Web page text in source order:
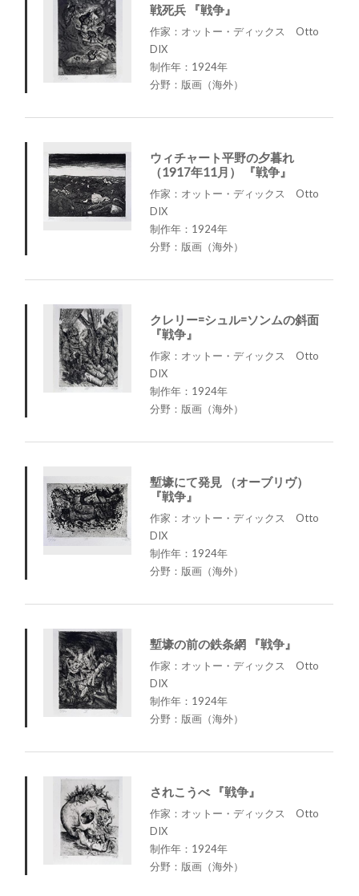
戦死兵 『戦争』
作家：オットー・ディックス Otto
DIX
制作年：1924年
分野：版画（海外）
ウィチャート平野の夕暮れ
（1917年11月） 『戦争』
作家：オットー・ディックス Otto
DIX
制作年：1924年
分野：版画（海外）
クレリー=シュル=ソンムの斜面
『戦争』
作家：オットー・ディックス Otto
DIX
制作年：1924年
分野：版画（海外）
塹壕にて発見 （オーブリヴ）
『戦争』
作家：オットー・ディックス Otto
DIX
制作年：1924年
分野：版画（海外）
塹壕の前の鉄条網 『戦争』
作家：オットー・ディックス Otto
DIX
制作年：1924年
分野：版画（海外）
されこうべ 『戦争』
作家：オットー・ディックス Otto
DIX
制作年：1924年
分野：版画（海外）